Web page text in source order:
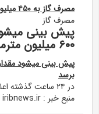
مصرف گاز به ۴۵۰ میلیون مترکعب رسید - خبرگزاری دانشجو
مصرف گاز
پیش بینی
۶۰۰ میلیون مترمکعب برسد
برسد
در ۲۴ ساعت گذشته اعلام کرد:
منبع خبر : iribnews.ir